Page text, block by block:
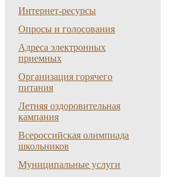
Интернет-ресурсы
Опросы и голосования
Адреса электронных
приемных
Организация горячего
питания
Летняя оздоровительная
кампания
Всероссийская олимпиада
школьников
Муниципальные услуги